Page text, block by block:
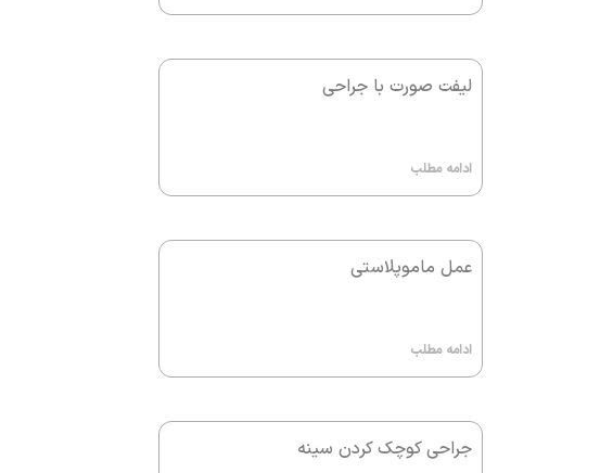
لیفت صورت با جراحی
ادامه مطلب
عمل ماموپلاستی
ادامه مطلب
جراحی کوچک کردن سینه